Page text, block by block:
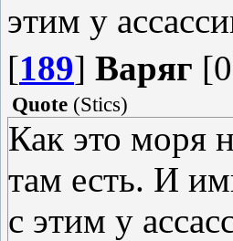
этим у
[189] Варяг
Quote (Stics)
Как это моря
там есть. И
с этим у